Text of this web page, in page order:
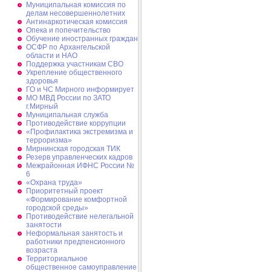
Муниципальная комиссия по
делам несовершеннолетних
Антинаркотическая комиссия
Опека и попечительство
Обучение иностранных граждан
ОСФР по Архангельской
области и НАО
Поддержка участникам СВО
Укрепление общественного
здоровья
ГО и ЧС Мирного информирует
МО МВД России по ЗАТО
г.Мирный
Муниципальная cлужба
Противодействие коррупции
«Профилактика экстремизма и
терроризма»
Мирнинская городская ТИК
Резерв управленческих кадров
Межрайонная ИФНС России №
6
«Охрана труда»
Приоритетный проект
«Формирование комфортной
городской среды»
Противодействие нелегальной
занятости
Неформальная занятость и
работники предпенсионного
возраста
Территориальное
общественное самоуправление